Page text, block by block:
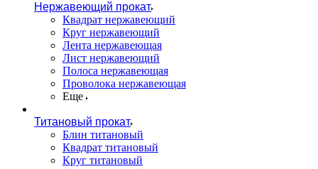
Нержавеющий прокат
Квадрат нержавеющий
Круг нержавеющий
Лента нержавеющая
Лист нержавеющий
Полоса нержавеющая
Проволока нержавеющая
Еще
Титановый прокат
Блин титановый
Квадрат титановый
Круг титановый